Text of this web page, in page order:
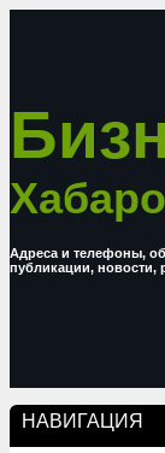
Адреса и телефоны,
публикации, новости,
НАВИГАЦИЯ